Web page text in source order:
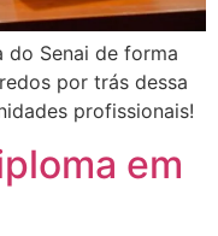
do Senai de forma
por trás dessa
profissionais!
em